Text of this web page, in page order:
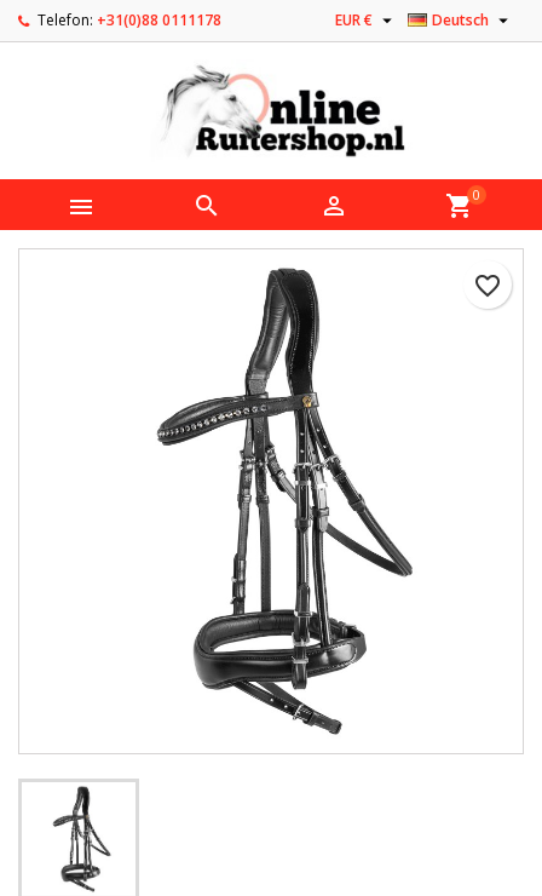
Telefon: +31(0)88 0111178 Deutsch 
EUR € 
   shopping_cart0
favorite_border